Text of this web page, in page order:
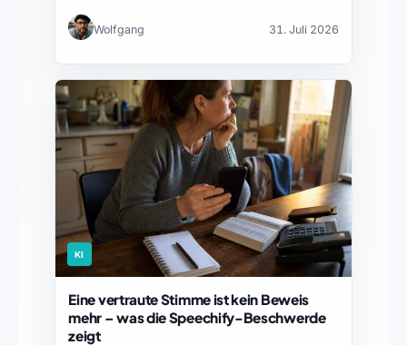
Wolfgang 31. Juli 2026
KI
Eine vertraute Stimme ist kein Beweis
mehr – was die Speechify-Beschwerde
zeigt